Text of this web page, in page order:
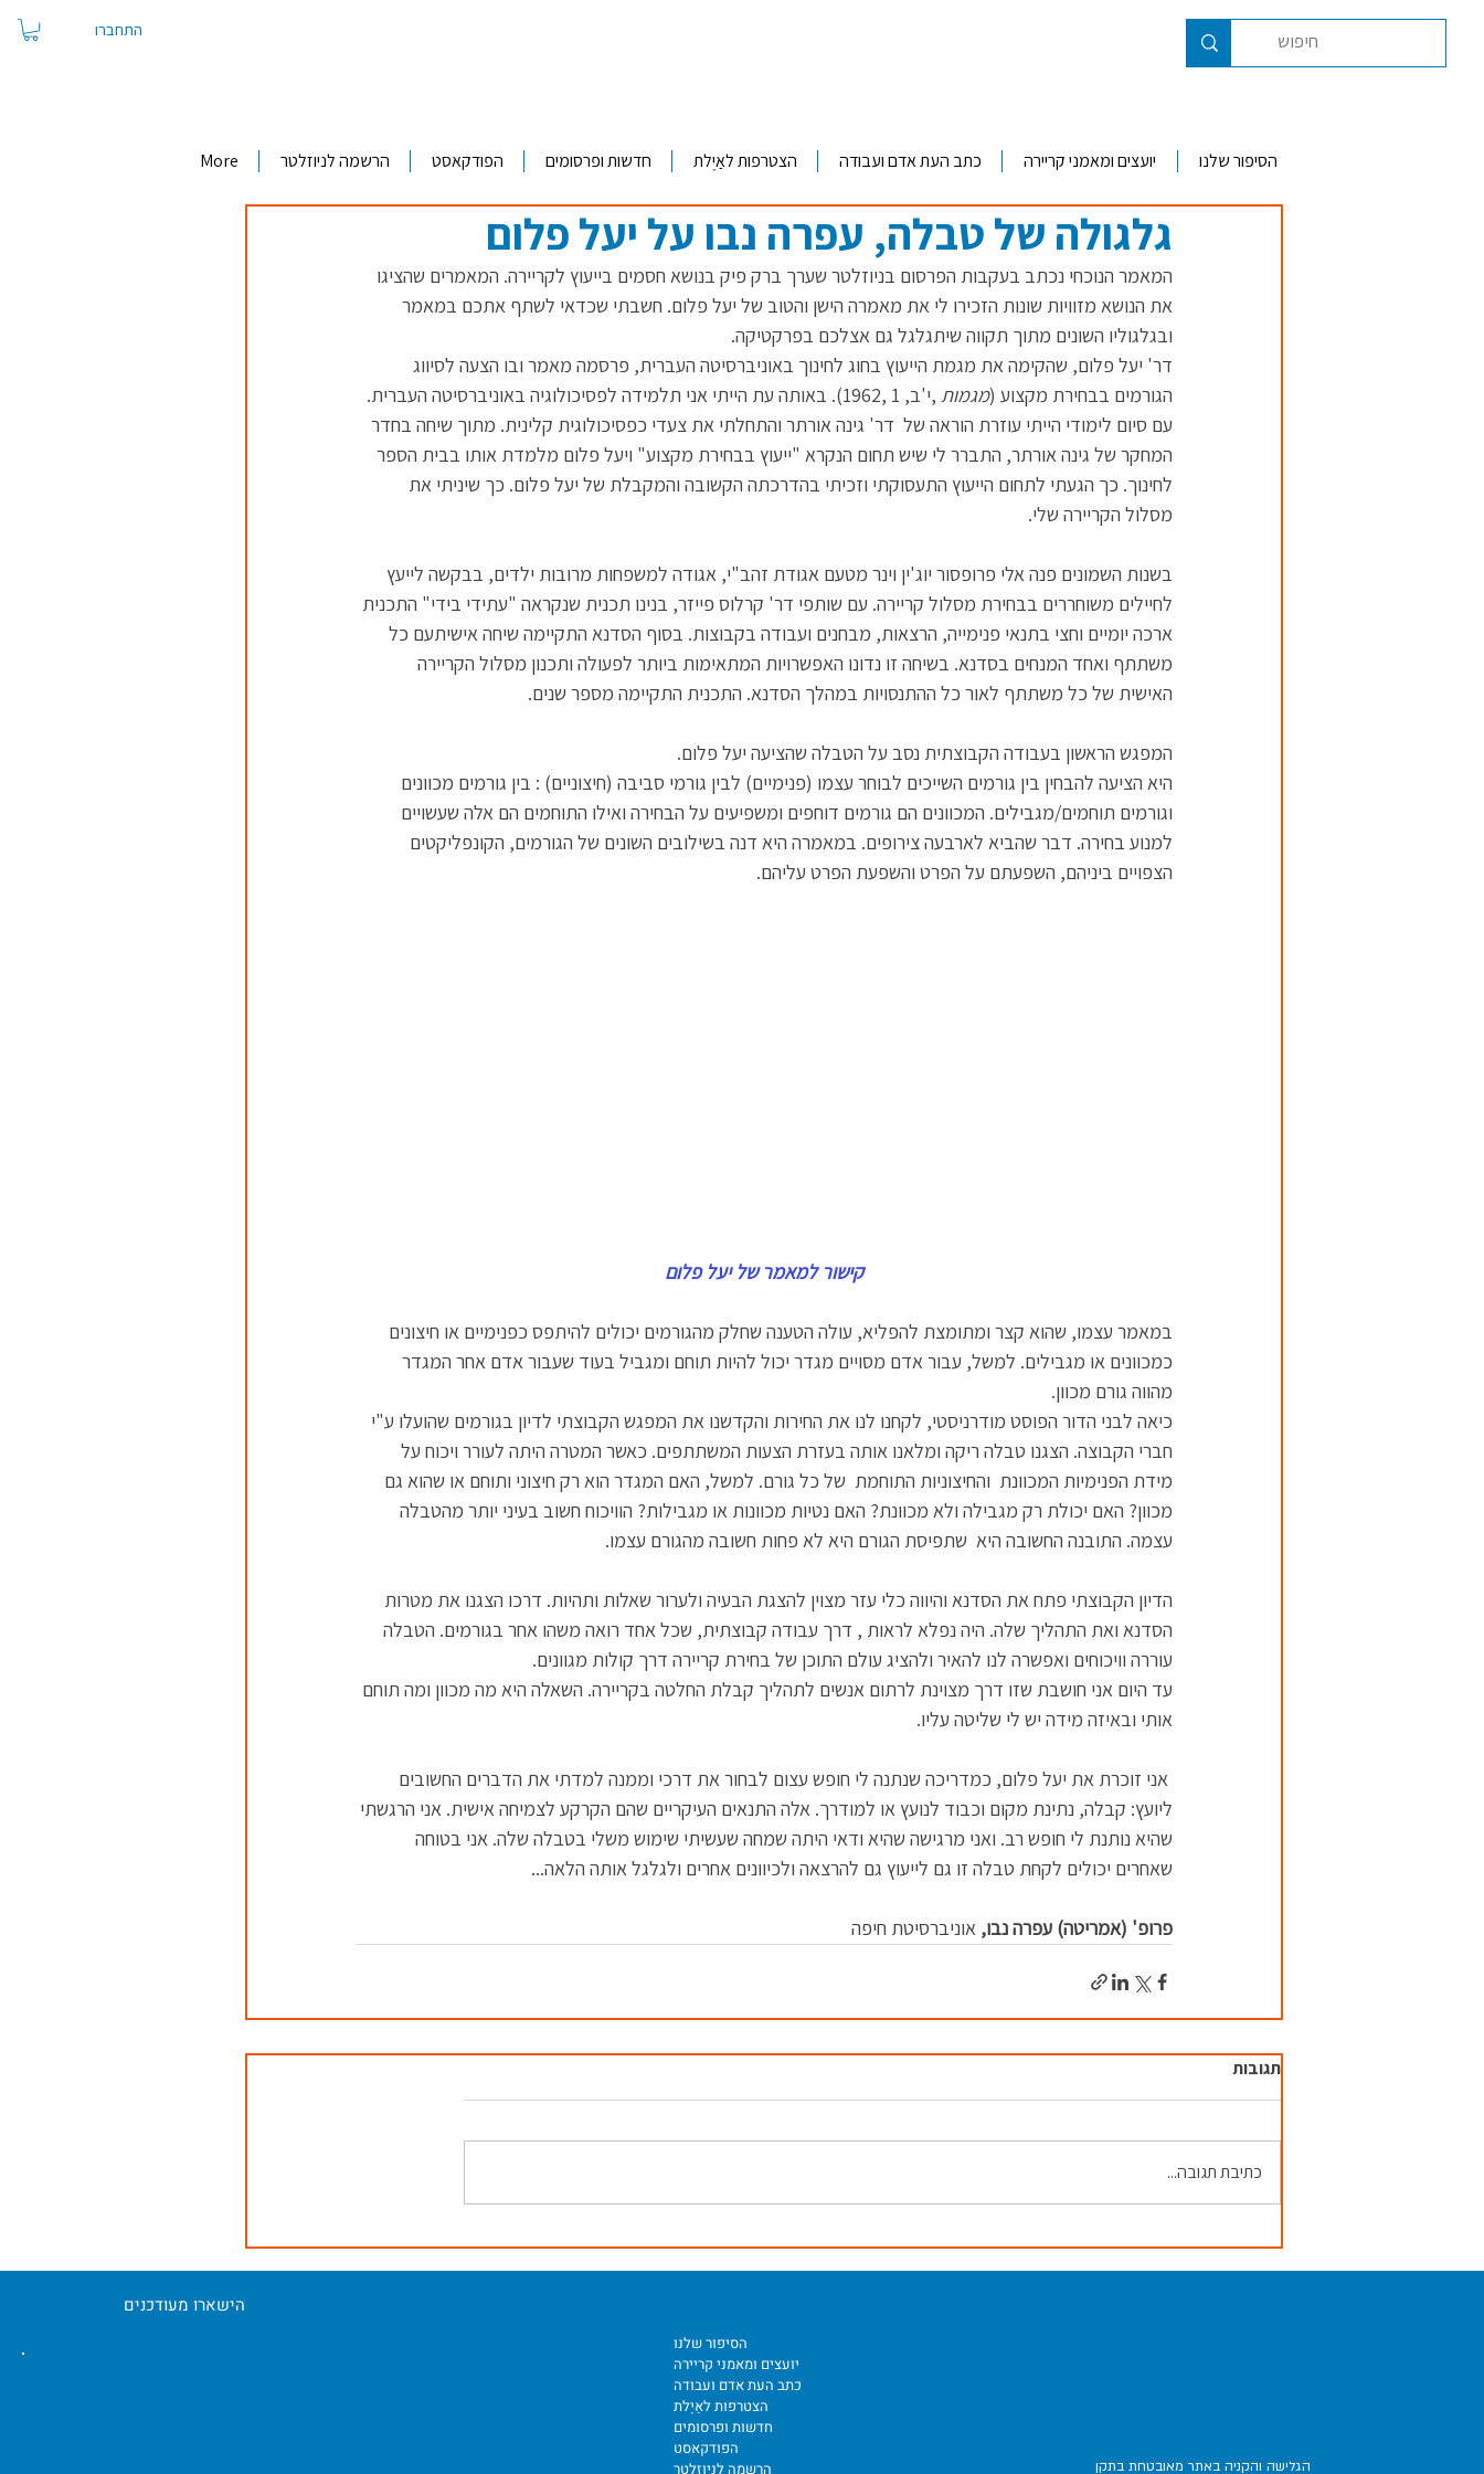
התחברו
הסיפור שלנו יועצים ומאמני קריירה כתב העת אדם ועבודה הצטרפות לאַיֶלת חדשות ופרסומים הפודקאסט הרשמה לניוזלטר More
גלגולה של טבלה, עפרה נבו על יעל פלום
המאמר הנוכחי נכתב בעקבות הפרסום בניוזלטר שערך ברק פיק בנושא חסמים בייעוץ לקריירה. המאמרים שהציגו
את הנושא מזוויות שונות הזכירו לי את מאמרה הישן והטוב של יעל פלום. חשבתי שכדאי לשתף אתכם במאמר
ובגלגוליו השונים מתוך תקווה שיתגלגל גם אצלכם בפרקטיקה.
דר' יעל פלום, שהקימה את מגמת הייעוץ בחוג לחינוך באוניברסיטה העברית, פרסמה מאמר ובו הצעה לסיווג
הגורמים בבחירת מקצוע (מגמות
,י'ב, 1 ,1962). באותה עת הייתי אני תלמידה לפסיכולוגיה באוניברסיטה העברית.
עם סיום לימודי הייתי עוזרת הוראה של  דר' גינה אורתר והתחלתי את צעדי כפסיכולוגית קלינית. מתוך שיחה בחדר
המחקר של גינה אורתר, התברר לי שיש תחום הנקרא "ייעוץ בבחירת מקצוע" ויעל פלום מלמדת אותו בבית הספר
לחינוך. כך הגעתי לתחום הייעוץ התעסוקתי וזכיתי בהדרכתה הקשובה והמקבלת של יעל פלום. כך שיניתי את
מסלול הקריירה שלי.
בשנות השמונים פנה אלי פרופסור יוג'ין וינר מטעם אגודת זהב"י, אגודה למשפחות מרובות ילדים, בבקשה לייעץ
לחיילים משוחררים בבחירת מסלול קריירה. עם שותפי דר' קרלוס פייזר, בנינו תכנית שנקראה "עתידי בידי" התכנית
ארכה יומיים וחצי בתנאי פנימייה, הרצאות, מבחנים ועבודה בקבוצות. בסוף הסדנא התקיימה שיחה אישיתעם כל
משתתף ואחד המנחים בסדנא. בשיחה זו נדונו האפשרויות המתאימות ביותר לפעולה ותכנון מסלול הקריירה
האישית של כל משתתף לאור כל ההתנסויות במהלך הסדנא. התכנית התקיימה מספר שנים.
המפגש הראשון בעבודה הקבוצתית נסב על הטבלה שהציעה יעל פלום.
היא הציעה להבחין בין גורמים השייכים לבוחר עצמו (פנימיים) לבין גורמי סביבה (חיצוניים) : בין גורמים מכוונים
וגורמים תוחמים/מגבילים. המכוונים הם גורמים דוחפים ומשפיעים על הבחירה ואילו התוחמים הם אלה שעשויים
למנוע בחירה. דבר שהביא לארבעה צירופים. במאמרה היא דנה בשילובים השונים של הגורמים, הקונפליקטים
הצפויים ביניהם, השפעתם על הפרט והשפעת הפרט עליהם.
קישור למאמר של יעל פלום
במאמר עצמו, שהוא קצר ומתומצת להפליא, עולה הטענה שחלק מהגורמים יכולים להיתפס כפנימיים או חיצונים
כמכוונים או מגבילים. למשל, עבור אדם מסויים מגדר יכול להיות תוחם ומגביל בעוד שעבור אדם אחר המגדר
מהווה גורם מכוון.
כיאה לבני הדור הפוסט מודרניסטי, לקחנו לנו את החירות והקדשנו את המפגש הקבוצתי לדיון בגורמים שהועלו ע"י
חברי הקבוצה. הצגנו טבלה ריקה ומלאנו אותה בעזרת הצעות המשתתפים. כאשר המטרה היתה לעורר ויכוח על
מידת הפנימיות המכוונת  והחיצוניות התוחמת  של כל גורם. למשל, האם המגדר הוא רק חיצוני ותוחם או שהוא גם
מכוון? האם יכולת רק מגבילה ולא מכוונת? האם נטיות מכוונות או מגבילות? הוויכוח חשוב בעיני יותר מהטבלה
עצמה. התובנה החשובה היא  שתפיסת הגורם היא לא פחות חשובה מהגורם עצמו.
הדיון הקבוצתי פתח את הסדנא והיווה כלי עזר מצוין להצגת הבעיה ולערור שאלות ותהיות. דרכו הצגנו את מטרות
הסדנא ואת התהליך שלה. היה נפלא לראות , דרך עבודה קבוצתית, שכל אחד רואה משהו אחר בגורמים. הטבלה
עוררה וויכוחים ואפשרה לנו להאיר ולהציג עולם התוכן של בחירת קריירה דרך קולות מגוונים.
עד היום אני חושבת שזו דרך מצוינת לרתום אנשים לתהליך קבלת החלטה בקריירה. השאלה היא מה מכוון ומה תוחם
אותי ובאיזה מידה יש לי שליטה עליו.
אני זוכרת את יעל פלום, כמדריכה שנתנה לי חופש עצום לבחור את דרכי וממנה למדתי את הדברים החשובים
ליועץ: קבלה, נתינת מקום וכבוד לנועץ או למודרך. אלה התנאים העיקריים שהם הקרקע לצמיחה אישית. אני הרגשתי
שהיא נותנת לי חופש רב. ואני מרגישה שהיא ודאי היתה שמחה שעשיתי שימוש משלי בטבלה שלה. אני בטוחה
שאחרים יכולים לקחת טבלה זו גם לייעוץ גם להרצאה ולכיוונים אחרים ולגלגל אותה הלאה...
פרופ' (אמריטה) עפרה נבו, אוניברסיטת חיפה
תגובות
כתיבת תגובה...
הישארו מעודכנים
הסיפור שלנו
יועצים ומאמני קריירה
כתב העת אדם ועבודה
הצטרפות לאַיֶלת
חדשות ופרסומים
הפודקאסט
הרשמה לניוזלטר
הגלישה והקניה באתר מאובטחת בתקן